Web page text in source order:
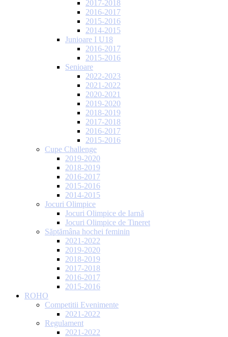
2017-2018
2016-2017
2015-2016
2014-2015
Junioare I U18
2016-2017
2015-2016
Senioare
2022-2023
2021-2022
2020-2021
2019-2020
2018-2019
2017-2018
2016-2017
2015-2016
Cupe Challenge
2019-2020
2018-2019
2016-2017
2015-2016
2014-2015
Jocuri Olimpice
Jocuri Olimpice de Iarnă
Jocuri Olimpice de Tineret
Săptămâna hochei feminin
2021-2022
2019-2020
2018-2019
2017-2018
2016-2017
2015-2016
ROHO
Competitii Evenimente
2021-2022
Regulament
2021-2022